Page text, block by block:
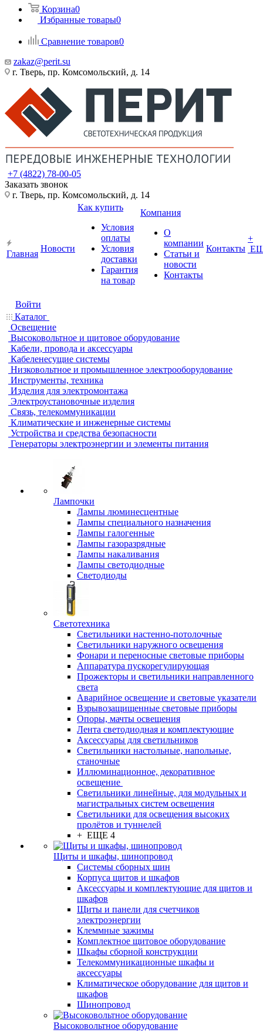
Корзина0
Избранные товары0
Сравнение товаров0
zakaz@perit.su
г. Тверь, пр. Комсомольский, д. 14
+7 (4822) 78-00-05
Заказать звонок
г. Тверь, пр. Комсомольский, д. 14
Главная
Новости
Как купить
Условия
оплаты
Условия
доставки
Гарантия
на товар
Компания
О
компании
Статьи и
новости
Контакты
Контакты
+
Войти
Каталог
Освещение
Высоковольтное и щитовое оборудование
Кабели, провода и аксессуары
Кабеленесущие системы
Низковольтное и промышленное электрооборудование
Инструменты, техника
Изделия для электромонтажа
Электроустановочные изделия
Связь, телекоммуникации
Климатические и инженерные системы
Устройства и средства безопасности
Генераторы электроэнергии и элементы питания
Лампочки
Лампы люминесцентные
Лампы специального назначения
Лампы галогенные
Лампы газоразрядные
Лампы накаливания
Лампы светодиодные
Светодиоды
Светотехника
Светильники настенно-потолочные
Светильники наружного освещения
Фонари и переносные световые приборы
Аппаратура пускорегулирующая
Прожекторы и светильники направленного
света
Аварийное освещение и световые указатели
Взрывозащищенные световые приборы
Опоры, мачты освещения
Лента светодиодная и комплектующие
Аксессуары для светильников
Светильники настольные, напольные,
станочные
Иллюминационное, декоративное
освещение
Светильники линейные, для модульных и
магистральных систем освещения
Светильники для освещения высоких
пролётов и туннелей
+ ЕЩЕ 4
Щиты и шкафы, шинопровод
Системы сборных шин
Корпуса щитов и шкафов
Аксессуары и комплектующие для щитов и
шкафов
Щиты и панели для счетчиков
электроэнергии
Клеммные зажимы
Комплектное щитовое оборудование
Шкафы сборной конструкции
Телекоммуникационные шкафы и
аксессуары
Климатическое оборудование для щитов и
шкафов
Шинопровод
Высоковольтное оборудование